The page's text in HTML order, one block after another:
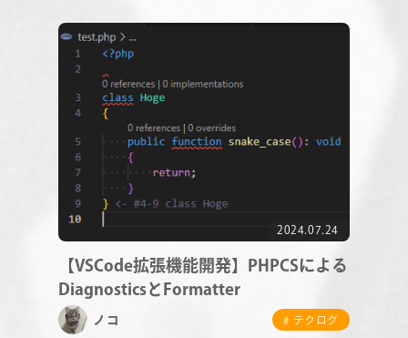
2024.07.24
【VSCode拡張機能開発】PHPCSによる
DiagnosticsとFormatter
ノコ # テクログ